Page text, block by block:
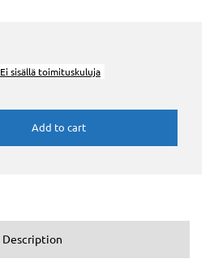
Ei sisällä toimituskuluja
Add to cart
Description